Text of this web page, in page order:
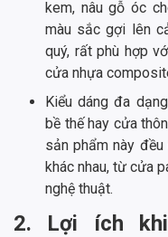
kem, nâu gỗ óc
màu sắc gợi lên
quý, rất phù hợp
cửa nhựa
Kiểu dáng đa
bề thế hay cửa
sản phẩm này
khác nhau, từ cửa
nghệ thuật.
2. Lợi ích